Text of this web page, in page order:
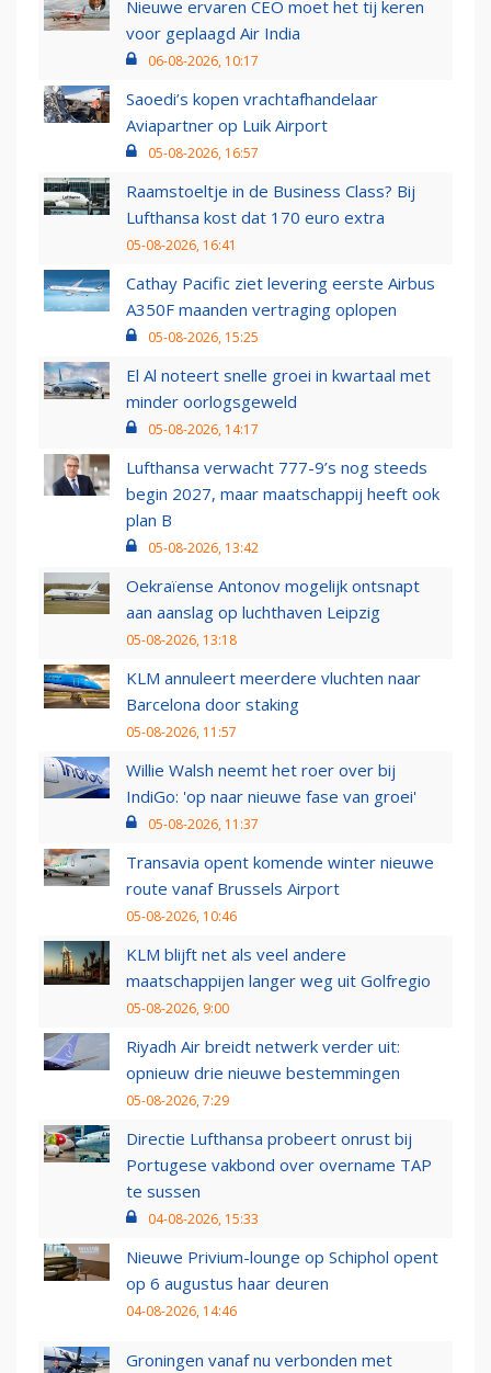
Nieuwe ervaren CEO moet het tij keren
voor geplaagd Air India
06-08-2026, 10:17
Saoedi’s kopen vrachtafhandelaar
Aviapartner op Luik Airport
05-08-2026, 16:57
Raamstoeltje in de Business Class? Bij
Lufthansa kost dat 170 euro extra
05-08-2026, 16:41
Cathay Pacific ziet levering eerste Airbus
A350F maanden vertraging oplopen
05-08-2026, 15:25
El Al noteert snelle groei in kwartaal met
minder oorlogsgeweld
05-08-2026, 14:17
Lufthansa verwacht 777-9’s nog steeds
begin 2027, maar maatschappij heeft ook
plan B
05-08-2026, 13:42
Oekraïense Antonov mogelijk ontsnapt
aan aanslag op luchthaven Leipzig
05-08-2026, 13:18
KLM annuleert meerdere vluchten naar
Barcelona door staking
05-08-2026, 11:57
Willie Walsh neemt het roer over bij
IndiGo: 'op naar nieuwe fase van groei'
05-08-2026, 11:37
Transavia opent komende winter nieuwe
route vanaf Brussels Airport
05-08-2026, 10:46
KLM blijft net als veel andere
maatschappijen langer weg uit Golfregio
05-08-2026, 9:00
Riyadh Air breidt netwerk verder uit:
opnieuw drie nieuwe bestemmingen
05-08-2026, 7:29
Directie Lufthansa probeert onrust bij
Portugese vakbond over overname TAP
te sussen
04-08-2026, 15:33
Nieuwe Privium-lounge op Schiphol opent
op 6 augustus haar deuren
04-08-2026, 14:46
Groningen vanaf nu verbonden met